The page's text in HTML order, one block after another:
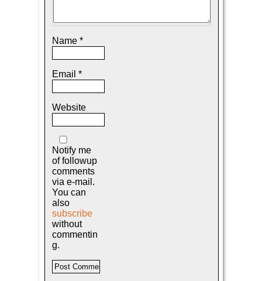
Name *
Email *
Website
Notify me
of followup
comments
via e-mail.
You can
also
subscribe
without
commentin
g.